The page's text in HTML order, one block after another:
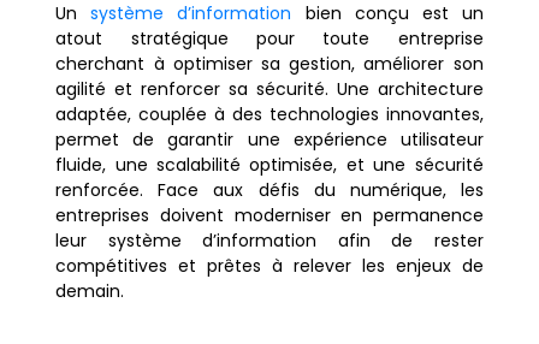
Unsystème d’information bien conçu est un
atout stratégique pour toute entreprise
cherchant à optimiser sa gestion, améliorer son
agilité et renforcer sa sécurité. Une architecture
adaptée, couplée à des technologies innovantes,
permet de garantir une expérience utilisateur
fluide, une scalabilité optimisée, et une sécurité
renforcée. Face aux défis du numérique, les
entreprises doivent moderniser en permanence
leur système d’information afin de rester
compétitives et prêtes à relever les enjeux de
demain.